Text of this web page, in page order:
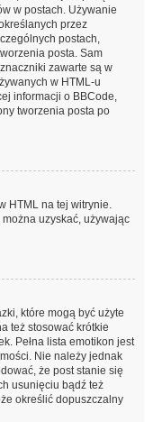
w postach. Używanie
przez
postach,
posta. Sam
zawarte są w
w HTML-u
informacji o BBCode,
tworzenia posta po
HTML na tej witrynie.
uzyskać, używając
które mogą być użyte
też stosować krótkie
Pełna lista emotikon jest
Nie należy jednak
że post stanie się
usunięciu bądź też
określić dopuszczalny